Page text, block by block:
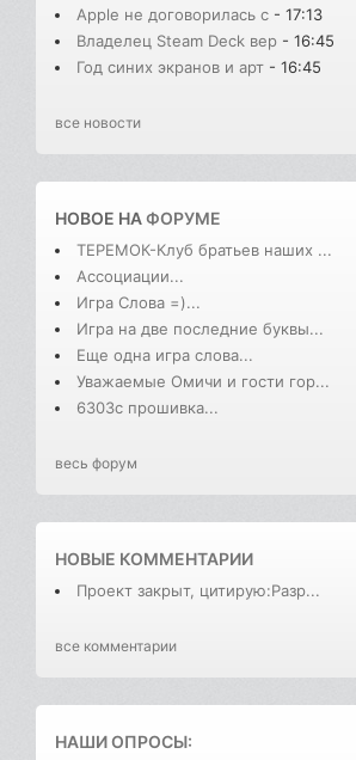
Apple не договорилась с - 17:13
Владелец Steam Deck вер - 16:45
Год синих экранов и арт - 16:45
все новости
НОВОЕ НАФОРУМЕ
ТЕРЕМОК-Клуб братьев наших ...
Ассоциации...
Игра Слова =)...
Игра на две последние буквы...
Еще одна игра слова...
Уважаемые Омичи и гости гор...
6303с прошивка...
весь форум
НОВЫЕ КОММЕНТАРИИ
Проект закрыт, цитирую:Разр...
все комментарии
НАШИ ОПРОСЫ: